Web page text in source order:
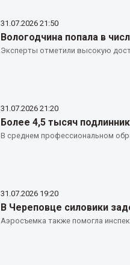
31.07.2026 21:50
Вологодчина попала в
Эксперты отметили высокую
31.07.2026 21:20
Более 4,5 тысяч
В среднем профессиональном
31.07.2026 19:20
В Череповце силовики
Аэросъемка также помогла